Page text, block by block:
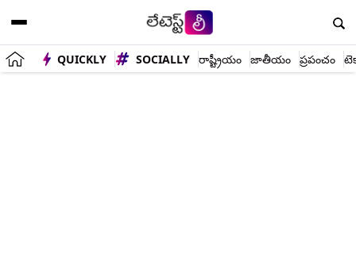
QUICKLY SOCIALLY రాష్ట్రీయం జాతీయం ప్రపంచం